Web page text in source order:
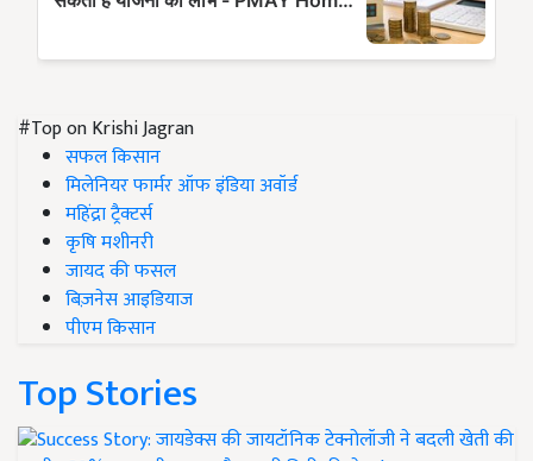
#Top on Krishi Jagran
सफल किसान
मिलेनियर फार्मर ऑफ इंडिया अवॉर्ड
महिंद्रा ट्रैक्टर्स
कृषि मशीनरी
जायद की फसल
बिज़नेस आइडियाज
पीएम किसान
Top Stories